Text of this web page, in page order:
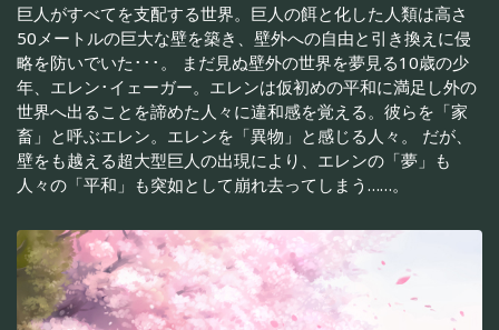
巨人がすべてを支配する世界。巨人の餌と化した人類は高さ
50メートルの巨大な壁を築き、壁外への自由と引き換えに侵
略を防いでいた･･･。 まだ見ぬ壁外の世界を夢見る10歳の少
年、エレン･イェーガー。エレンは仮初めの平和に満足し外の
世界へ出ることを諦めた人々に違和感を覚える。彼らを「家
畜」と呼ぶエレン。エレンを「異物」と感じる人々。 だが、
壁をも越える超大型巨人の出現により、エレンの「夢」も
人々の「平和」も突如として崩れ去ってしまう……。